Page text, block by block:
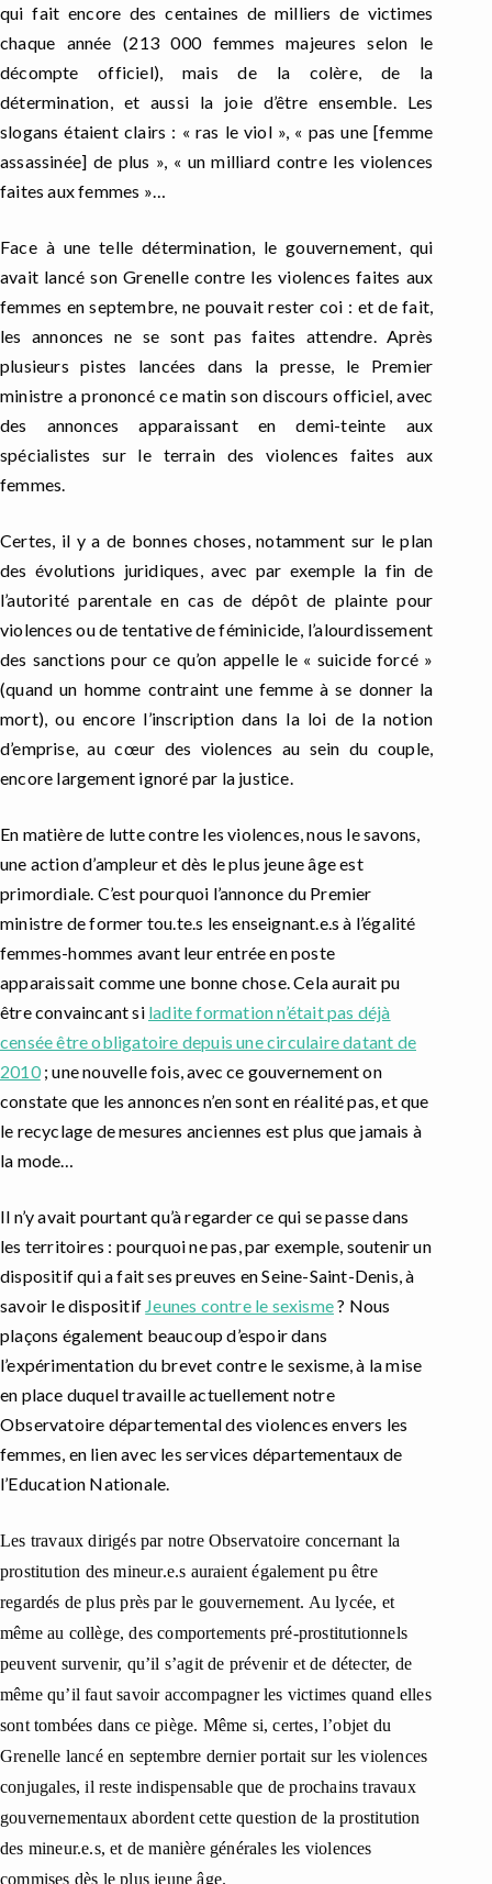
qui fait encore des centaines de milliers de victimes
chaque année (213 000 femmes majeures selon le
décompte officiel), mais de la colère, de la
détermination, et aussi la joie d’être ensemble. Les
slogans étaient clairs : « ras le viol », « pas une [femme
assassinée] de plus », « un milliard contre les violences
faites aux femmes »…
Face à une telle détermination, le gouvernement, qui
avait lancé son Grenelle contre les violences faites aux
femmes en septembre, ne pouvait rester coi : et de fait,
les annonces ne se sont pas faites attendre. Après
plusieurs pistes lancées dans la presse, le Premier
ministre a prononcé ce matin son discours officiel, avec
des annonces apparaissant en demi-teinte aux
spécialistes sur le terrain des violences faites aux
femmes.
Certes, il y a de bonnes choses, notamment sur le plan
des évolutions juridiques, avec par exemple la fin de
l’autorité parentale en cas de dépôt de plainte pour
violences ou de tentative de féminicide, l’alourdissement
des sanctions pour ce qu’on appelle le « suicide forcé »
(quand un homme contraint une femme à se donner la
mort), ou encore l’inscription dans la loi de la notion
d’emprise, au cœur des violences au sein du couple,
encore largement ignoré par la justice.
En matière de lutte contre les violences, nous le savons,
une action d’ampleur et dès le plus jeune âge est
primordiale. C’est pourquoi l’annonce du Premier
ministre de former tou.te.s les enseignant.e.s à l’égalité
femmes-hommes avant leur entrée en poste
apparaissait comme une bonne chose. Cela aurait pu
être convaincant si ladite formation n’était pas déjà
censée être obligatoire depuis une circulaire datant de
2010; une nouvelle fois, avec ce gouvernement on
constate que les annonces n’en sont en réalité pas, et que
le recyclage de mesures anciennes est plus que jamais à
la mode…
Il n’y avait pourtant qu’à regarder ce qui se passe dans
les territoires : pourquoi ne pas, par exemple, soutenir un
dispositif qui a fait ses preuves en Seine-Saint-Denis, à
savoir le dispositif Jeunes contre le sexisme? Nous
plaçons également beaucoup d’espoir dans
l’expérimentation du brevet contre le sexisme, à la mise
en place duquel travaille actuellement notre
Observatoire départemental des violences envers les
femmes, en lien avec les services départementaux de
l’Education Nationale.
Les travaux dirigés par notre Observatoire concernant la
prostitution des mineur.e.s auraient également pu être
regardés de plus près par le gouvernement. Au lycée, et
même au collège, des comportements pré-prostitutionnels
peuvent survenir, qu’il s’agit de prévenir et de détecter, de
même qu’il faut savoir accompagner les victimes quand elles
sont tombées dans ce piège. Même si, certes, l’objet du
Grenelle lancé en septembre dernier portait sur les violences
conjugales, il reste indispensable que de prochains travaux
gouvernementaux abordent cette question de la prostitution
des mineur.e.s,et de manière généralesles violences
commises dès le plus jeune âge.